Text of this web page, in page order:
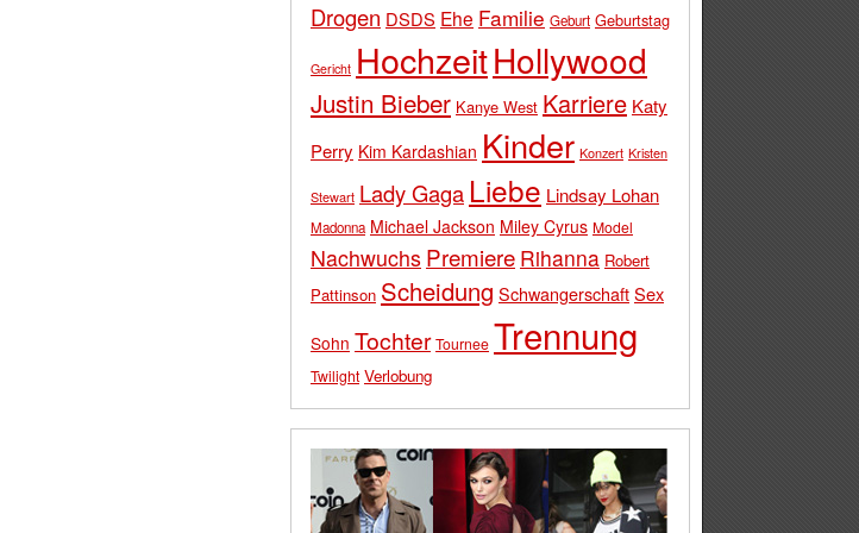
Drogen DSDS Ehe Familie Geburt Geburtstag
Gericht HochzeitHollywood
Justin Bieber Kanye West Karriere Katy
Perry Kim Kardashian Kinder Konzert Kristen
Stewart Lady Gaga Liebe Lindsay Lohan
Madonna Michael Jackson Miley Cyrus Model
Nachwuchs Premiere Rihanna Robert
Pattinson Scheidung SchwangerschaftSex
Sohn Tochter Tournee Trennung
Twilight Verlobung